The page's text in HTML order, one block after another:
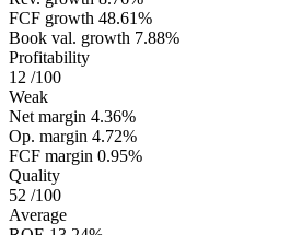
FCF growth 48.61%
Book val. growth 7.88%
Profitability
12 /100
Weak
Net margin 4.36%
Op. margin 4.72%
FCF margin 0.95%
Quality
52 /100
Average